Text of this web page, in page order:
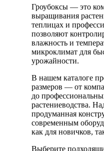
Гроубоксы — это
выращивания
теплицах и
позволяют
влажность и
микроклимат для
урожайности.
В нашем каталоге
размеров — от
до
растениеводства.
продуманная
современным
как для новичков,
Выберите